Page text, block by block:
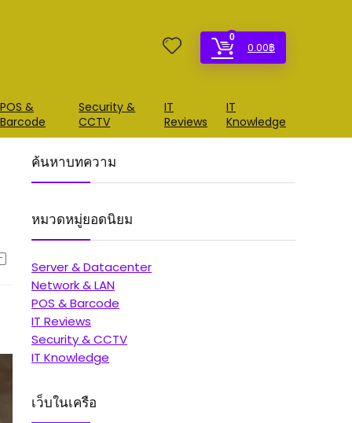
0
0.00฿
POS &
Barcode
Security &
CCTV
IT
Reviews
IT
Knowledge
ค้นหาบทความ
หมวดหมู่ยอดนิยม
Server & Datacenter
Network & LAN
POS & Barcode
IT Reviews
Security & CCTV
IT Knowledge
เว็บในเครือ